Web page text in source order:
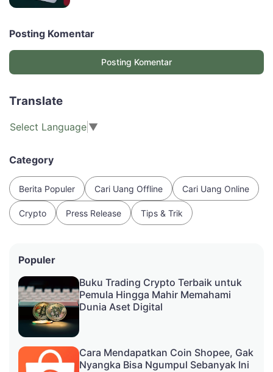
Posting Komentar
Posting Komentar
Translate
Select Language ▼
Category
Berita Populer Cari Uang Offline Cari Uang Online
Crypto Press Release Tips & Trik
Populer
Buku Trading Crypto Terbaik untuk
Pemula Hingga Mahir Memahami
Dunia Aset Digital
Cara Mendapatkan Coin Shopee, Gak
Nyangka Bisa Ngumpul Sebanyak Ini